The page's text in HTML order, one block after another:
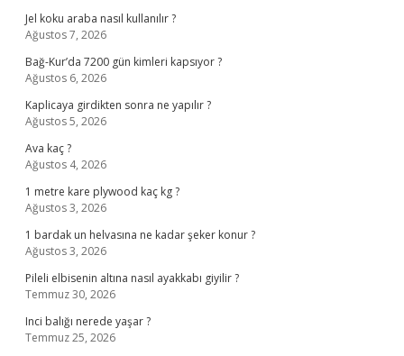
Jel koku araba nasıl kullanılır ?
Ağustos 7, 2026
Bağ-Kur’da 7200 gün kimleri kapsıyor ?
Ağustos 6, 2026
Kaplicaya girdikten sonra ne yapılır ?
Ağustos 5, 2026
Ava kaç ?
Ağustos 4, 2026
1 metre kare plywood kaç kg ?
Ağustos 3, 2026
1 bardak un helvasına ne kadar şeker konur ?
Ağustos 3, 2026
Pileli elbisenin altına nasıl ayakkabı giyilir ?
Temmuz 30, 2026
Inci balığı nerede yaşar ?
Temmuz 25, 2026